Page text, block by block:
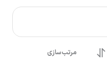
مرتب‌سازی